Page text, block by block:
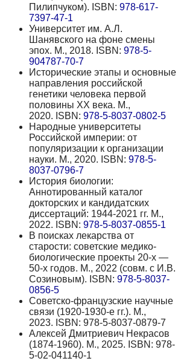
Пилипчуком). ISBN: 978-617-
7397-47-1
Университет им. А.Л.
Шанявского на фоне смены
эпох. М., 2018. ISBN: 978-5-
904787-70-7
Исторические этапы и основные
направления российской
генетики человека первой
половины XX века. М.,
2020. ISBN: 978-5-8037-0802-5
Народные университеты
Российской империи: от
популяризации к организации
науки. М., 2020. ISBN: 978-5-
8037-0796-7
История биологии:
Аннотированный каталог
докторских и кандидатских
диссертаций: 1944-2021 гг. М.,
2022. ISBN: 978-5-8037-0855-1
В поисках лекарства от
старости: советские медико-
биологические проекты 20-х —
50-х годов. М., 2022 (совм. с И.В.
Созиновым). ISBN: 978-5-8037-
0856-5
Советско-французские научные
связи (1920-1930-е гг.). М.,
2023. ISBN: 978-5-8037-0879-7
Алексей Дмитриевич Некрасов
(1874-1960). М., 2025. ISBN: 978-
5-02-041140-1